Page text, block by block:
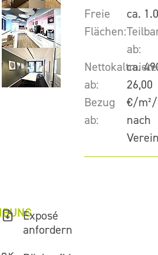
Freie
Flächen:
ca.
ab:
ca.
Nettokaltmiete
ab:
26,00
€/
Bezug
ab:
nach
Exposé
anfordern